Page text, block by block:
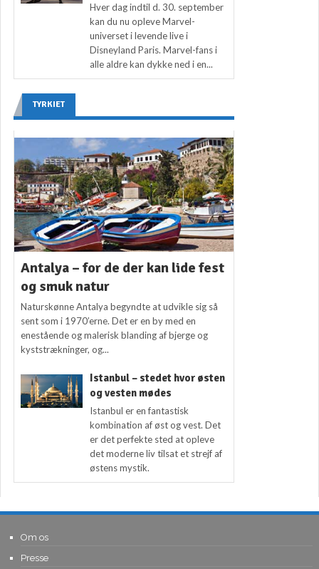
Hver dag indtil d. 30. september
kan du nu opleve Marvel-
universet i levende live i
Disneyland Paris. Marvel-fans i
alle aldre kan dykke ned i en...
TYRKIET
Antalya – for de der kan lide fest
og smuk natur
Naturskønne Antalya begyndte at udvikle sig så
sent som i 1970’erne. Det er en by med en
enestående og malerisk blanding af bjerge og
kyststrækninger, og...
Istanbul – stedet hvor østen
og vesten mødes
Istanbul er en fantastisk
kombination af øst og vest. Det
er det perfekte sted at opleve
det moderne liv tilsat et strejf af
østens mystik.
Om os
Presse